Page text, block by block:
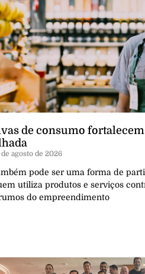
de consumo
agosto de 2026
pode ser uma forma de
utiliza produtos e serviços
do empreendimento